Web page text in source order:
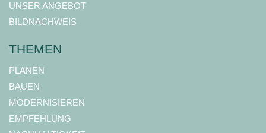
UNSER ANGEBOT
BILDNACHWEIS
THEMEN
PLANEN
BAUEN
MODERNISIEREN
EMPFEHLUNG